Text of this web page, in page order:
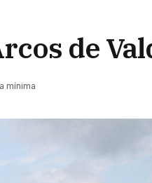
de
mínima